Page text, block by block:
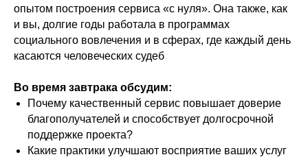
опытом построения сервиса «с нуля». Она также, как
и вы, долгие годы работала в программах
социального вовлечения и в сферах, где каждый день
касаются человеческих судеб
Во время завтрака обсудим:
Почему качественный сервис повышает доверие
благополучателей и способствует долгосрочной
поддержке проекта?
Какие практики улучшают восприятие ваших услуг